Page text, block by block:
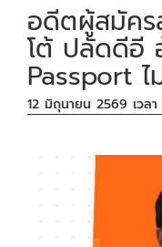
อดีตผู้สมัคร
โต้ ปลัดดีอี
Passport ไ
12 มิถุนายน 2569 เวล